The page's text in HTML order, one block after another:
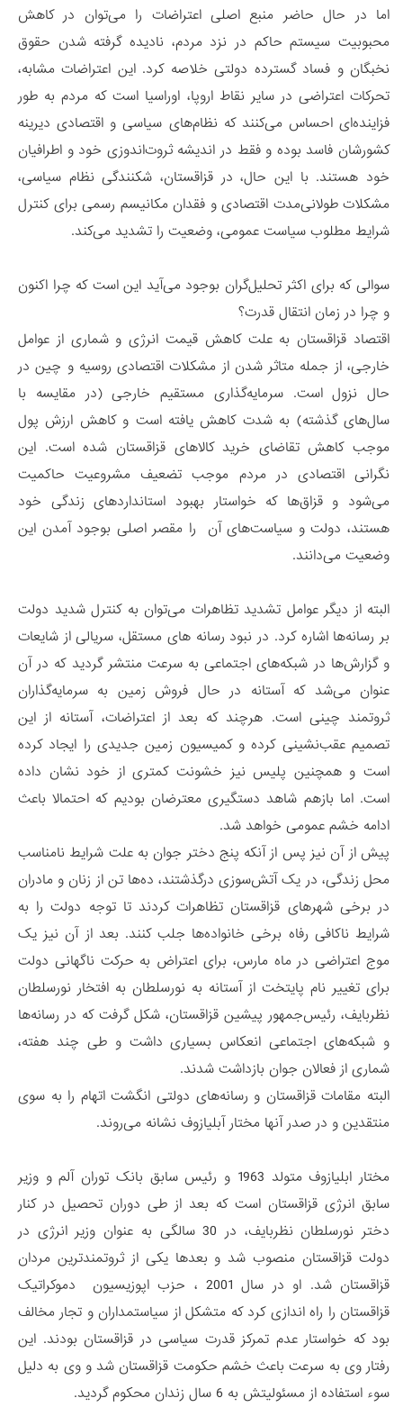
اما در حال حاضر منبع اصلی اعتراضات را می‌توان در کاهش
محبوبیت سیستم حاکم در نزد مردم، نادیده گرفته شدن حقوق
نخبگان و فساد گسترده دولتی خلاصه کرد. این اعتراضات مشابه،
تحرکات اعتراضی در سایر نقاط اروپا، اوراسیا است که مردم به طور
فزاینده‌ای احساس می‌کنند که نظام‌های سیاسی و اقتصادی دیرینه
کشورشان فاسد بوده و فقط در اندیشه ثروت‌اندوزی خود و اطرافیان
خود هستند. با این حال، در قزاقستان، شکنندگی نظام سیاسی،
مشکلات طولانی‌مدت اقتصادی و فقدان مکانیسم رسمی برای کنترل
شرایط مطلوب سیاست عمومی، وضعیت را تشدید می‌کند.
سوالی که برای اکثر تحلیل‌گران بوجود می‌آید این است که چرا اکنون
و چرا در زمان انتقال قدرت؟
اقتصاد قزاقستان به علت کاهش قیمت انرژی و شماری از عوامل
خارجی، از جمله متاثر شدن از مشکلات اقتصادی روسیه و چین در
حال نزول است. سرمایه‌گذاری مستقیم خارجی (در مقایسه با
سال‌های گذشته) به شدت کاهش یافته است و کاهش ارزش پول
موجب کاهش تقاضای خرید کالاهای قزاقستان شده است. این
نگرانی اقتصادی در مردم موجب تضعیف مشروعیت حاکمیت
می‌شود و قزاق‌ها که خواستار بهبود استانداردهای زندگی خود
هستند، دولت و سیاست‌های آن را مقصر اصلی بوجود آمدن این
وضعیت می‌دانند.
البته از دیگر عوامل تشدید تظاهرات می‌توان به کنترل شدید دولت
بر رسانه‌ها اشاره کرد. در نبود رسانه های مستقل، سریالی از شایعات
و گزارش‌ها در شبکه‌های اجتماعی به سرعت منتشر گردید که در آن
عنوان می‌شد که آستانه در حال فروش زمین به سرمایه‌گذاران
ثروتمند چینی است. هرچند که بعد از اعتراضات، آستانه از این
تصمیم عقب‌نشینی کرده و کمیسیون زمین جدیدی را ایجاد کرده
است و همچنین پلیس نیز خشونت کمتری از خود نشان داده
است. اما بازهم شاهد دستگیری معترضان بودیم که احتمالا باعث
ادامه خشم عمومی خواهد شد.
پیش از آن نیز پس از آنکه پنج دختر جوان به علت شرایط نامناسب
محل زندگی، در یک آتش‌سوزی درگذشتند، ده‌ها تن از زنان و مادران
در برخی شهرهای قزاقستان تظاهرات کردند تا توجه دولت را به
شرایط ناکافی رفاه برخی خانواده‌ها جلب کنند. بعد از آن نیز یک
موج اعتراضی در ماه مارس، برای اعتراض به حرکت ناگهانی دولت
برای تغییر نام پایتخت از آستانه به نورسلطان به افتخار نورسلطان
نظربایف، رئیس‌جمهور پیشین قزاقستان، شکل گرفت که در رسانه‌ها
و شبکه‌های اجتماعی انعکاس بسیاری داشت و طی چند هفته،
شماری از فعالان جوان بازداشت شدند.
البته مقامات قزاقستان و رسانه‌های دولتی انگشت اتهام را به سوی
منتقدین و در صدر آنها مختار آبلیازوف نشانه می‌روند.
مختار ابلیازوف متولد 1963 و رئیس سابق بانک توران آلم و وزیر
سابق انرژی قزاقستان است که بعد از طی دوران تحصیل در کنار
دختر نورسلطان نظربایف، در 30 سالگی به عنوان وزیر انرژی در
دولت قزاقستان منصوب شد و بعدها یکی از ثروتمندترین مردان
قزاقستان شد. او در سال 2001 ، حزب اپوزیسیون دموکراتیک
قزاقستان را راه اندازی کرد که متشکل از سیاستمداران و تجار مخالف
بود که خواستار عدم تمرکز قدرت سیاسی در قزاقستان بودند. این
رفتار وی به سرعت باعث خشم حکومت قزاقستان شد و وی به دلیل
سوء استفاده از مسئولیتش به 6 سال زندان محکوم گردید.